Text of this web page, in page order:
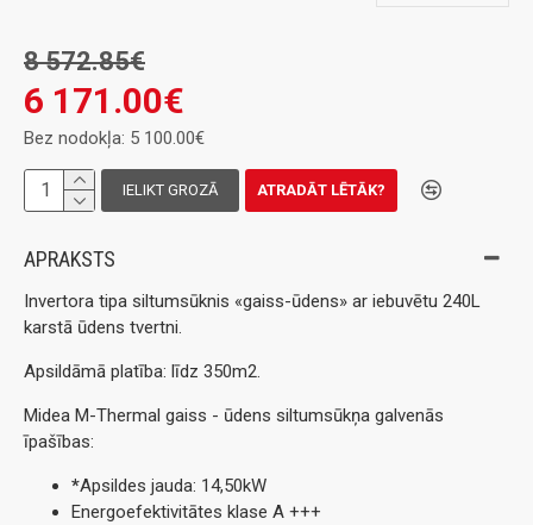
6 171.00€
8 572.85€
Bez nodokļa: 5 100.00€
IELIKT GROZĀ ATRADĀT LĒTĀK?
APRAKSTS
Invertora tipa siltumsūknis «gaiss-ūdens» ar iebuvētu 240L
karstā ūdens tvertni.
Apsildāmā platība: līdz 350m2.
Midea M-Thermal gaiss - ūdens siltumsūkņa galvenās
īpašības:
*Apsildes jauda: 14,50kW
Energoefektivitātes klase A +++